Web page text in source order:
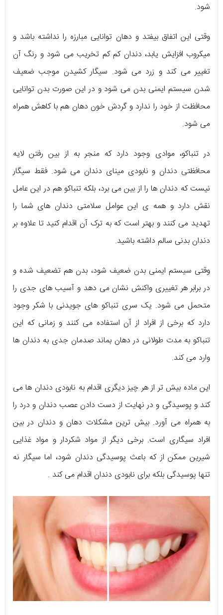
شود.
وقتی این اتفاق بیفتد و دهان توانایی مبارزه را نداشته باشد و
میکروب افزایش یابد، دندان کم کم تخریب می شود و رنگ آن
تغییر می کند و زرد می شود. سیگار کشیدن موجب ضعیف
شدن سیستم ایمنی بدن می شود و در این صورت بدن توانایی
محافظت از خود را ندارد و گردش خون دهان هم با کاهش همراه
می شود.
در تنباکو، موادی وجود دارد که منجر به از بین رفتن لایه
محافظتی دندان و نابودی مینای دندان می شود. فقط سیگار
نیست که دندان ها را از بین می برد، بلکه تنباکو هم در این عامل
نقش دارد و همه ی این عوامل سلامتی دندان های شما را
تهدید می کنند و بهتر است که به ترک آن اقدام کنید تا علاوه بر
دندان بدنی سالم داشته باشید.
وقتی سیستم ایمنی بدن ضعیف شود، بدن هم تضعیف شده و
در برابر هر تغییری واکنش نشان می دهد و آسیب های جدی را
متحمل می شود. یک سری تنباکو های جویدنی با شکر وجود
دارد که برخی از افراد از آن استفاده می کنند و زمانی که این
تنباکو به مدت طولانی در دهان بماند صدمان جدی به دندان ها
وارد می کند.
این ماده بیش تر از هر چیز دیگری اقدام به نابودی دندان ها می
کند و پوسیدگی و در نهایت از دست دادن عصب دندان و درد را
به همراه می آورد. بیش ترین مشکلات دهان و دندان در بین
افراد سیگاری است. برخی دیگر از مواد شکردار و مواد غذایی
شیرین ممکن از که باعث پوسیدگی دندان شود، اما سیگار نه
تنها پوسیدگی بلکه برای نابودی دندان اقدام می کند .